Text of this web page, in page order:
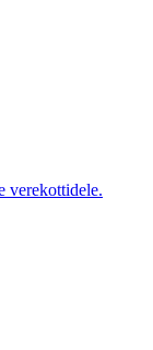
verekottidele.